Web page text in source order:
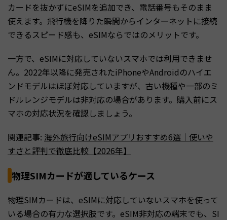
カードを抜かずにeSIMを追加でき、電話番号もそのまま
使えます。飛行機を降りた瞬間からインターネットに接続
できるスピード感も、eSIMならではのメリットです。
一方で、eSIMに対応していないスマホでは利用できませ
ん。2022年以降に発売されたiPhoneやAndroidのハイエ
ンドモデルはほぼ対応していますが、古い機種や一部のミ
ドルレンジモデルは非対応の場合があります。購入前にス
マホの対応状況を確認しましょう。
関連記事: 海外旅行向けeSIMアプリおすすめ6選｜使いや
すさと評判で徹底比較【2026年】
物理SIMカードが適しているケース
物理SIMカードは、eSIMに対応していないスマホを使って
いる場合の有力な選択肢です。eSIM非対応の端末でも、SI